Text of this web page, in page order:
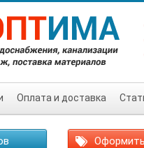
Оплата и доставка